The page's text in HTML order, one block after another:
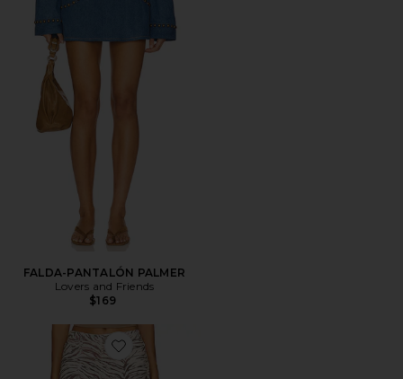
FALDA-PANTALÓN PALMER
Lovers and Friends
$169
Favorite FALDA-PANTALÓN